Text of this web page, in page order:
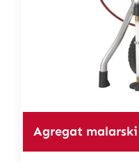
Agregat